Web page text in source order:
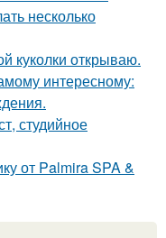
несколько
куколки открываю.
интересному:
студийное
от Palmira SPA &